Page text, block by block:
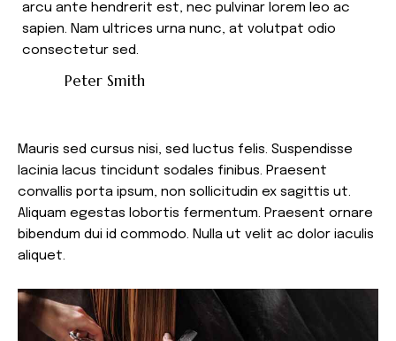
arcu ante hendrerit est, nec pulvinar lorem leo ac
sapien. Nam ultrices urna nunc, at volutpat odio
consectetur sed.
Peter Smith
Mauris sed cursus nisi, sed luctus felis. Suspendisse
lacinia lacus tincidunt sodales finibus. Praesent
convallis porta ipsum, non sollicitudin ex sagittis ut.
Aliquam egestas lobortis fermentum. Praesent ornare
bibendum dui id commodo. Nulla ut velit ac dolor iaculis
aliquet.